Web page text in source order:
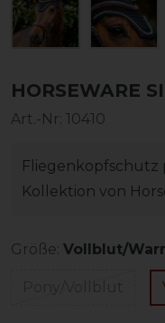
HORSEWARE
Art.-Nr: 10410
Fliegenkopfschutz
Kollektion von
Größe: Vollblut/